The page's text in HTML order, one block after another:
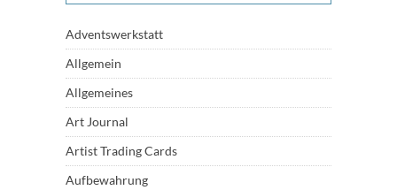
Adventswerkstatt
Allgemein
Allgemeines
Art Journal
Artist Trading Cards
Aufbewahrung